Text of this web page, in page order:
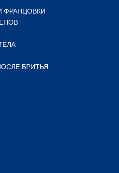
ФРАНЦОВКИ
БРИТЬЯ